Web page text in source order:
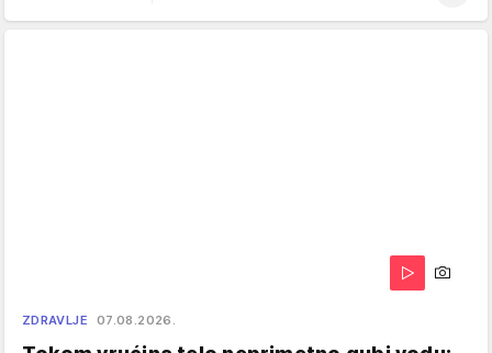
ZDRAVLJE 07.08.2026.